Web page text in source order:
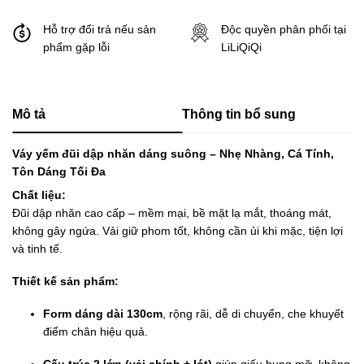
Hỗ trợ đổi trả nếu sản
phẩm gặp lỗi
Độc quyền phân phối tại
LiLiQiQi
Mô tả Thông tin bổ sung
Váy yếm đũi dập nhăn dáng suông – Nhẹ Nhàng, Cá Tính,
Tôn Dáng Tối Đa
Chất liệu:
Đũi dập nhăn cao cấp – mềm mại, bề mặt lạ mắt, thoáng mát,
không gây ngứa. Vải giữ phom tốt, không cần ủi khi mặc, tiện lợi
và tinh tế.
Thiết kế sản phẩm:
Form dáng dài 130cm , rộng rãi, dễ di chuyển, che khuyết
điểm chân hiệu quả.